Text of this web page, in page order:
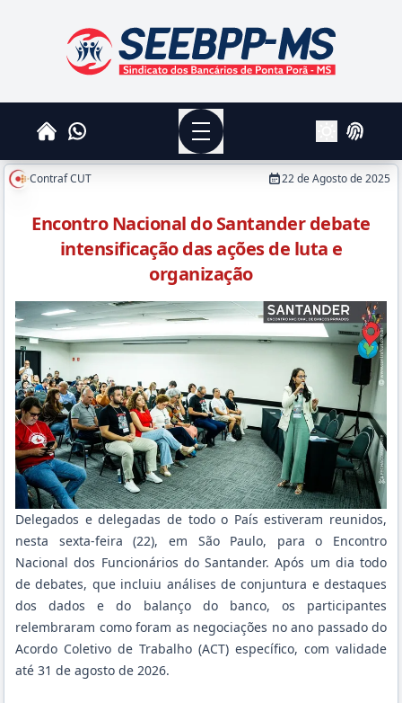
SEEBPPMS - Sindicato dos Bancários de Ponta
HomeWhatsapp
Menu
AlterarLogin
Contraf CUT 22 de Agosto de 2025
Encontro Nacional do Santander debate
intensificação das ações de luta e
organização
Delegados e delegadas de todo o País estiveram reunidos,
nesta sexta-feira (22), em São Paulo, para o Encontro
Nacional dos Funcionários do Santander. Após um dia todo
de debates, que incluiu análises de conjuntura e destaques
dos dados e do balanço do banco, os participantes
relembraram como foram as negociações no ano passado do
Acordo Coletivo de Trabalho (ACT) específico, com validade
até 31 de agosto de 2026.